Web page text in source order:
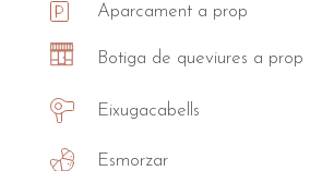
Aparcament a prop
Botiga de queviures a prop
Eixugacabells
Esmorzar